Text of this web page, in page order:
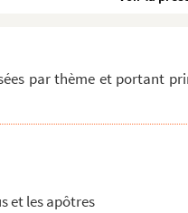
par thème et portant
et les apôtres